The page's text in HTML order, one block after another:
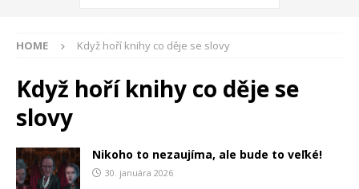
HOME Když hoří knihy co děje se slovy
Když hoří knihy co děje se
slovy
Nikoho to nezaujíma, ale bude to veľké!
30. januára 2026